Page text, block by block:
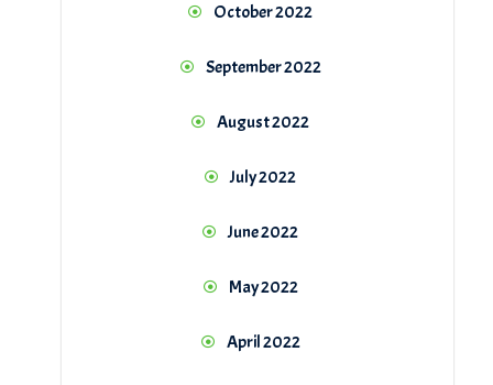
October 2022
September 2022
August 2022
July 2022
June 2022
May 2022
April 2022